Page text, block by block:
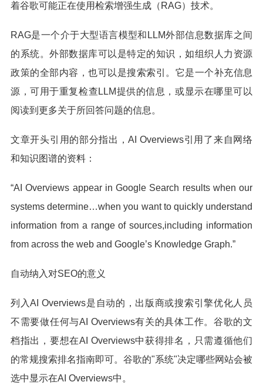
着谷歌可能正在使用检索增强生成（RAG）技术。
RAG是一个介于大型语言模型和LLM外部信息数据库之间
的系统。外部数据库可以是特定的知识，如组织人力资源
政策的全部内容，也可以是搜索索引。它是一个补充信息
源，可用于重复检查LLM提供的信息，或显示在哪里可以
阅读到更多关于所回答问题的信息。
文章开头引用的部分指出，AI Overviews引用了来自网络
和知识图谱的资料：
“AI Overviews appear in Google Search results when our
systems determine…when you want to quickly understand
information from a range of sources,including information
from across the web and Google’s Knowledge Graph.”
自动纳入对SEO的意义
列入AI Overviews是自动的，出版商或搜索引擎优化人员
不需要做任何与AI Overviews有关的具体工作。谷歌的文
档指出，要想在AI Overviews中获得排名，只需遵循他们
的常规搜索排名指南即可。谷歌的"系统"决定哪些网站会被
选中显示在AI Overviews中。